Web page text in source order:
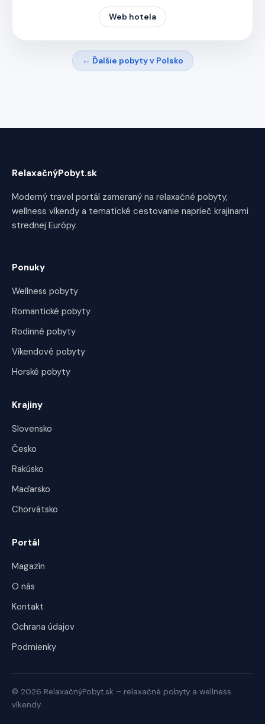
Web hotela
← Ďalšie pobyty v Polsko
RelaxačnýPobyt.sk
Moderný travel portál zameraný na relaxačné pobyty,
wellness víkendy a tematické cestovanie naprieč krajinami
strednej Európy.
Ponuky
Wellness pobyty
Romantické pobyty
Rodinné pobyty
Víkendové pobyty
Horské pobyty
Krajiny
Slovensko
Česko
Rakúsko
Maďarsko
Chorvátsko
Portál
Magazín
O nás
Kontakt
Ochrana údajov
Podmienky
© 2026 RelaxačnýPobyt.sk – relaxačné pobyty a wellness
víkendy